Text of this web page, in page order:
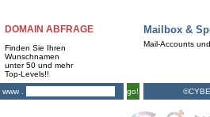
DOMAIN ABFRAGE
Finden Sie Ihren
Wunschnamen
unter 50 und mehr
Top-Levels!!
www .
go!
Mailbox &
Mail-Accounts